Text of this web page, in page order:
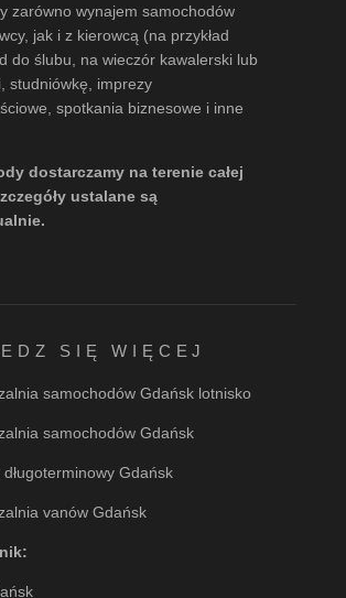
zarówno wynajem samochodów
jak i z kierowcą (na przykład
do ślubu, na wieczór kawalerski lub
studniówkę, imprezy
spotkania biznesowe i inne
dostarczamy na terenie całej
ustalane są
SIĘ WIĘCEJ
samochodów Gdańsk lotnisko
samochodów Gdańsk
Gdańsk
vanów Gdańsk